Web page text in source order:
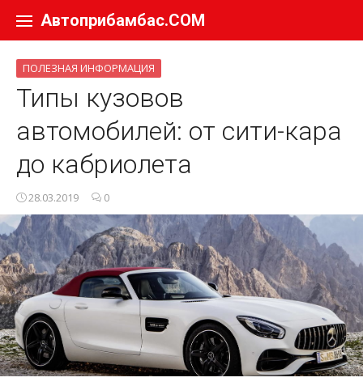
Автоприбамбас.COM
ПОЛЕЗНАЯ ИНФОРМАЦИЯ
Типы кузовов
автомобилей: от сити-кара
до кабриолета
28.03.2019 0